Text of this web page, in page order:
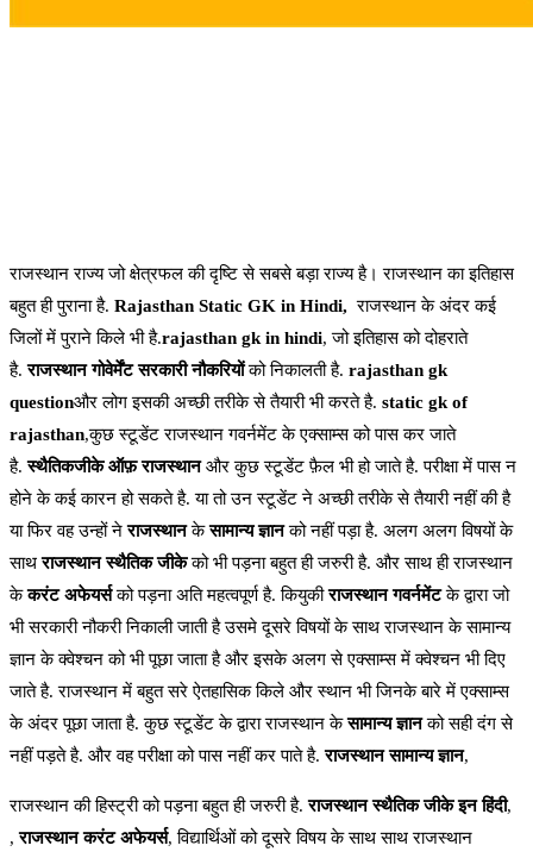
राजस्थान राज्य जो क्षेत्रफल की दृष्टि से सबसे बड़ा राज्य है। राजस्थान का इतिहास
बहुत ही पुराना है. Rajasthan Static GK in Hindi, राजस्थान के अंदर कई
जिलों में पुराने किले भी है.rajasthan gk in hindi, जो इतिहास को दोहराते
है.राजस्थान गोवेर्मेंट सरकारी नौकरियोंको निकालती है. rajasthan gk
questionऔर लोग इसकी अच्छी तरीके से तैयारी भी करते है. static gk of
rajasthan,कुछ स्टूडेंट राजस्थान गवर्नमेंट के एक्साम्स को पास कर जाते
है.स्थैतिकजीके ऑफ़ राजस्थानऔर कुछ स्टूडेंट फ़ैल भी हो जाते है. परीक्षा में पास न
होने के कई कारन हो सकते है. या तो उन स्टूडेंट ने अच्छी तरीके से तैयारी नहीं की है
या फिर वह उन्हों नेराजस्थानकेसामान्य ज्ञानको नहीं पड़ा है. अलग अलग विषयों के
साथराजस्थान स्थैतिक जीकेको भी पड़ना बहुत ही जरुरी है. और साथ ही राजस्थान
केकरंट अफेयर्सको पड़ना अति महत्वपूर्ण है. कियुकीराजस्थान गवर्नमेंटके द्वारा जो
भी सरकारी नौकरी निकाली जाती है उसमे दूसरे विषयों के साथ राजस्थान के सामान्य
ज्ञान के क्वेश्चन को भी पूछा जाता है और इसके अलग से एक्साम्स में क्वेश्चन भी दिए
जाते है. राजस्थान में बहुत सरे ऐतहासिक किले और स्थान भी जिनके बारे में एक्साम्स
के अंदर पूछा जाता है. कुछ स्टूडेंट के द्वारा राजस्थान केसामान्य ज्ञानको सही दंग से
नहीं पड़ते है. और वह परीक्षा को पास नहीं कर पाते है.राजस्थान सामान्य ज्ञान,
राजस्थान की हिस्ट्री को पड़ना बहुत ही जरुरी है.राजस्थान स्थैतिक जीके इन हिंदी,
,राजस्थान करंट अफेयर्स, विद्यार्थिओं को दूसरे विषय के साथ साथ राजस्थान